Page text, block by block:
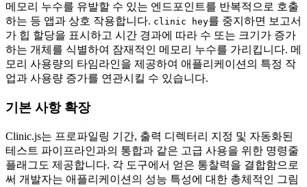
메모리 누수를 유발할 수 있는 엔드포인트를 반복적으로 호출
하는 등 앱과 상호 작용합니다. clinic hey를 중지하면 보고서
가 힙 할당을 표시하고 시간 경과에 따라 수 또는 크기가 증가
하는 개체를 식별하여 잠재적인 메모리 누수를 가리킵니다. 메
모리 사용량의 타임라인을 제공하여 애플리케이션의 특정 작
업과 사용량 증가를 연관시킬 수 있습니다.
기본 사항 확장
Clinic.js는 프로파일링 기간, 출력 디렉터리 지정 및 자동화된
테스트 파이프라인과의 통합과 같은 고급 사용을 위한 명령줄
플래그도 제공합니다. 각 도구에서 얻은 통찰력을 결합함으로
써 개발자는 애플리케이션의 성능 특성에 대한 총체적인 그림